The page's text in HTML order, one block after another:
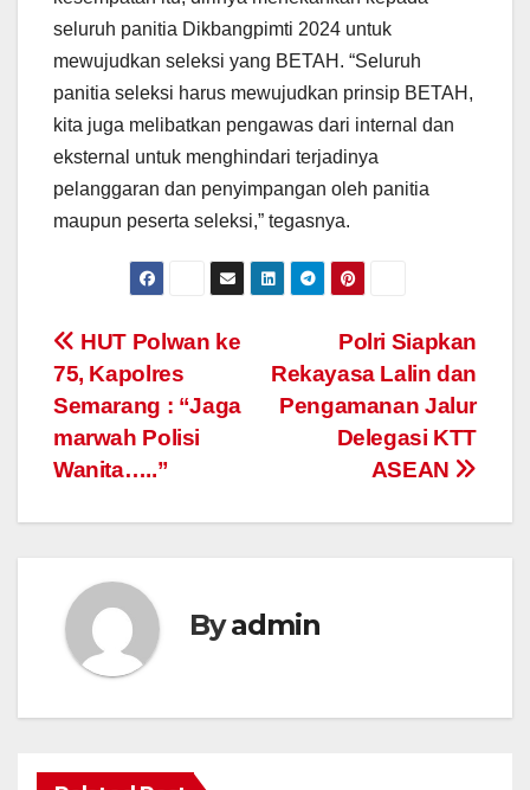
seluruh panitia Dikbangpimti 2024 untuk
mewujudkan seleksi yang BETAH. “Seluruh
panitia seleksi harus mewujudkan prinsip BETAH,
kita juga melibatkan pengawas dari internal dan
eksternal untuk menghindari terjadinya
pelanggaran dan penyimpangan oleh panitia
maupun peserta seleksi,” tegasnya.
Post
navigation
Polri Siapkan
Rekayasa Lalin dan
Pengamanan Jalur
Delegasi KTT
ASEAN
HUT Polwan ke
75, Kapolres
Semarang : “Jaga
marwah Polisi
Wanita…..”
Byadmin